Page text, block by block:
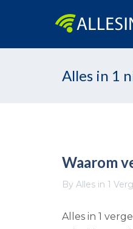
Alles in 1
Waarom
By Alles in 1
Alles in 1